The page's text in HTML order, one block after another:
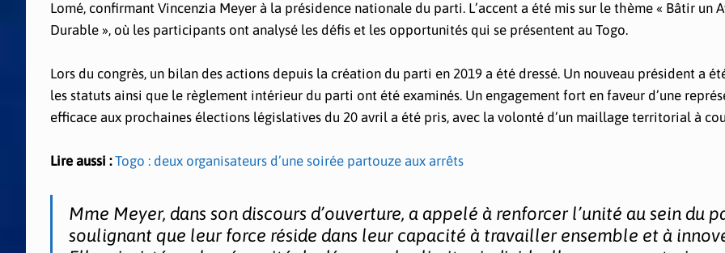
Lomé, confirmant Vincenzia Meyer à la présidence nationale du parti. L’accent a été mis sur le thème « Bâtir un
Durable », où les participants ont analysé les défis et les opportunités qui se présentent au Togo.
Lors du congrès, un bilan des actions depuis la création du parti en 2019 a été dressé. Un nouveau président a
les statuts ainsi que le règlement intérieur du parti ont été examinés. Un engagement fort en faveur d’une
efficace aux prochaines élections législatives du 20 avril a été pris, avec la volonté d’un maillage territorial à
Lire aussi :Togo : deux organisateurs d’une soirée partouze aux arrêts
Mme Meyer, dans son discours d’ouverture, a appelé à renforcer l’unité au sein du
soulignant que leur force réside dans leur capacité à travailler ensemble et à